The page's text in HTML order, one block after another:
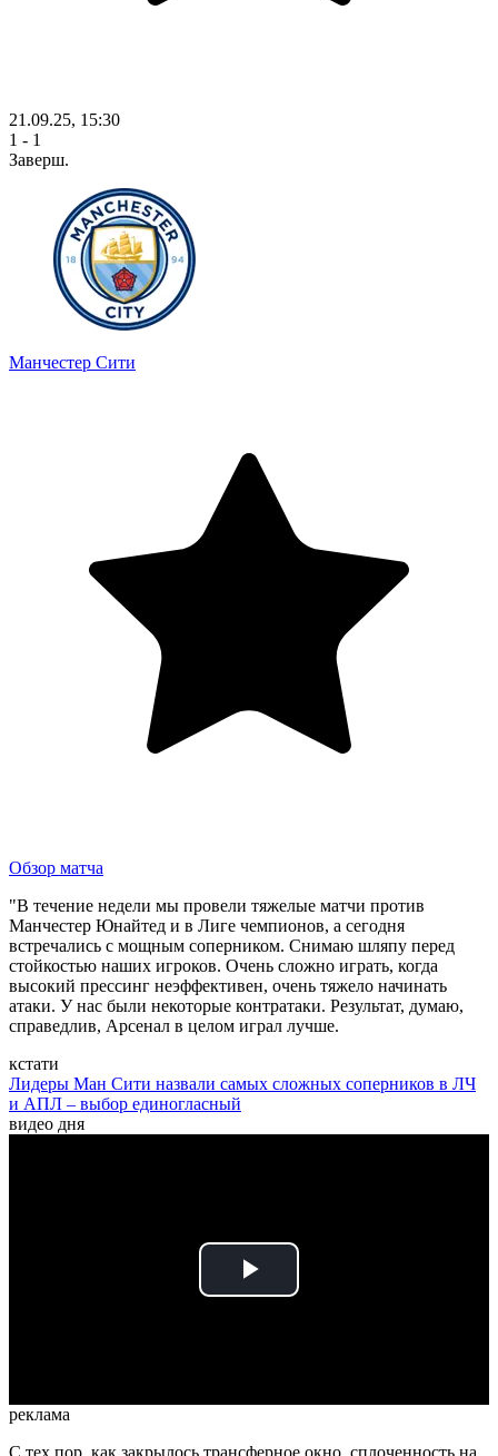
21.09.25, 15:30
1 - 1
Заверш.
Манчестер Сити
Обзор матча
"В течение недели мы провели тяжелые матчи против
Манчестер Юнайтед и в Лиге чемпионов, а сегодня
встречались с мощным соперником. Снимаю шляпу перед
стойкостью наших игроков. Очень сложно играть, когда
высокий прессинг неэффективен, очень тяжело начинать
атаки. У нас были некоторые контратаки. Результат, думаю,
справедлив, Арсенал в целом играл лучше.
кстати
Лидеры Ман Сити назвали самых сложных соперников в ЛЧ
и АПЛ – выбор единогласный
видео дня
Play
реклама